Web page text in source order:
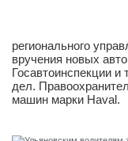
регионального
вручения новых
Госавтоинспекции и
дел.
машин марки Haval.